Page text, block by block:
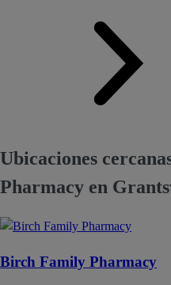
Ubicaciones
Pharmacy en
Birch Family Pharmacy